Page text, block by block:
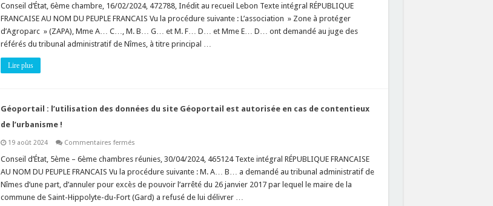
!
:
qu’est-
ce
qu’une
« unité
de
sens
du
tableau
annexé
à
R.
122-
2
Conseil d’État, 6ème chambre, 16/02/2024, 472788, Inédit au recueil Lebon Texte intégral RÉPUBLIQUE
FRANCAISE AU NOM DU PEUPLE FRANCAIS Vu la procédure suivante : L’association » Zone à protéger
d’Agroparc » (ZAPA), Mme A… C…, M. B… G… et M. F… D… et Mme E… D… ont demandé au juge des
référés du tribunal administratif de Nîmes, à titre principal …
Lire plus
Géoportail : l’utilisation des données du site Géoportail est autorisée en cas de contentieux
de l’urbanisme !
19 août 2024 Commentaires ferméssur
:
l’utilisation
des
données
du
site
Conseil d’État, 5ème – 6ème chambres réunies, 30/04/2024, 465124 Texte intégral RÉPUBLIQUE FRANCAISE
AU NOM DU PEUPLE FRANCAIS Vu la procédure suivante : M. A… B… a demandé au tribunal administratif de
Nîmes d’une part, d’annuler pour excès de pouvoir l’arrêté du 26 janvier 2017 par lequel le maire de la
commune de Saint-Hippolyte-du-Fort (Gard) a refusé de lui délivrer …